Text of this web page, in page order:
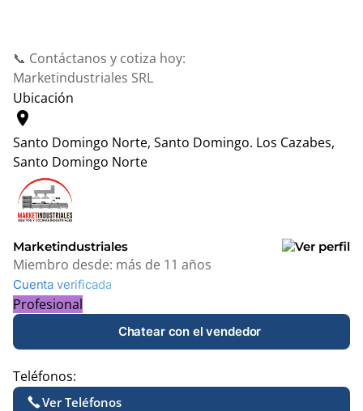
📞 Contáctanos y cotiza hoy:
Marketindustriales SRL
Ubicación
location_on
Santo Domingo Norte, Santo Domingo. Los Cazabes,
Santo Domingo Norte
+
−
Marketindustriales
Miembro desde: más de 11 años
Cuenta verificada
Profesional
Chatear con el vendedor
Teléfonos:
Ver Teléfonos